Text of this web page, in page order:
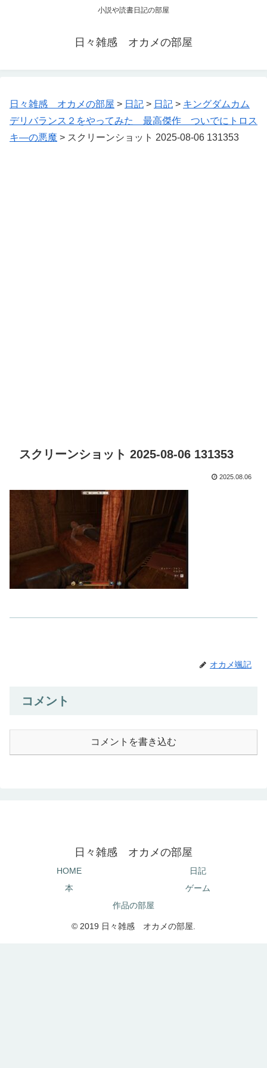
小説や読書日記の部屋
日々雑感 オカメの部屋
日々雑感 オカメの部屋 > 日記 > 日記 > キングダムカム
デリバランス２をやってみた 最高傑作 ついでにトロス
キ―の悪魔 > スクリーンショット 2025-08-06 131353
スクリーンショット 2025-08-06 131353
2025.08.06
オカメ颯記
コメント
コメントを書き込む
日々雑感 オカメの部屋
HOME
日記
本
ゲーム
作品の部屋
© 2019 日々雑感 オカメの部屋.